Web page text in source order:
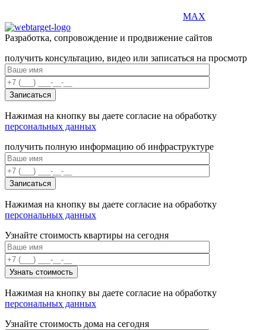
MAX
Разработка, сопровождение и продвижение сайтов
получить консультацию, видео или записаться на просмотр
Нажимая на кнопку вы даете согласие на обработку
персональных данных
получить полную информацию об инфраструктуре
Нажимая на кнопку вы даете согласие на обработку
персональных данных
Узнайте стоимость квартиры на сегодня
Нажимая на кнопку вы даете согласие на обработку
персональных данных
Узнайте стоимость дома на сегодня